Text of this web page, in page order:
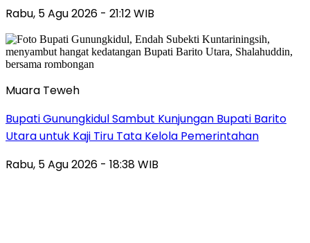
Rabu, 5 Agu 2026 - 21:12 WIB
Muara Teweh
Bupati Gunungkidul Sambut Kunjungan Bupati Barito
Utara untuk Kaji Tiru Tata Kelola Pemerintahan
Rabu, 5 Agu 2026 - 18:38 WIB